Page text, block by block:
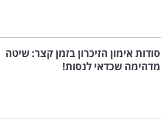
סודות אימון הזיכרון בזמן קצר: שיטה
מדהימה שכדאי לנסות!